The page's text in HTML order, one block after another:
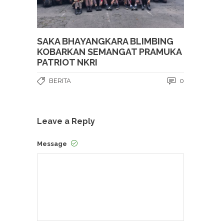
SAKA BHAYANGKARA BLIMBING
KOBARKAN SEMANGAT PRAMUKA
PATRIOT NKRI
BERITA 0
Leave a Reply
Message